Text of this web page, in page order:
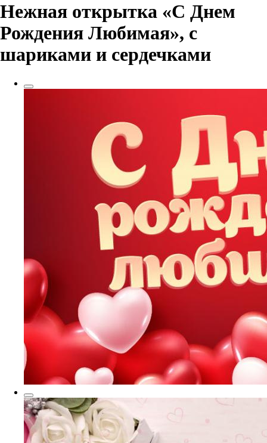
Нежная открытка «С Днем
Рождения Любимая»,‎ с
шариками и сердечками